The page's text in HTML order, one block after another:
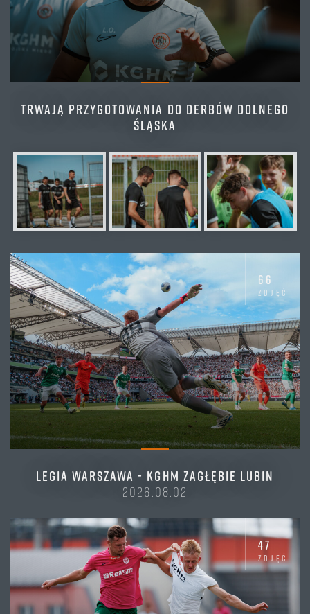
TRWAJĄ PRZYGOTOWANIA DO DERBÓW DOLNEGO
ŚLĄSKA
66
zdjęć
LEGIA WARSZAWA - KGHM ZAGŁĘBIE LUBIN
2026.08.02
47
zdjęć